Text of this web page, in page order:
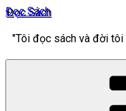
Đọc Sách
"Tôi đọc sách và đời tôi